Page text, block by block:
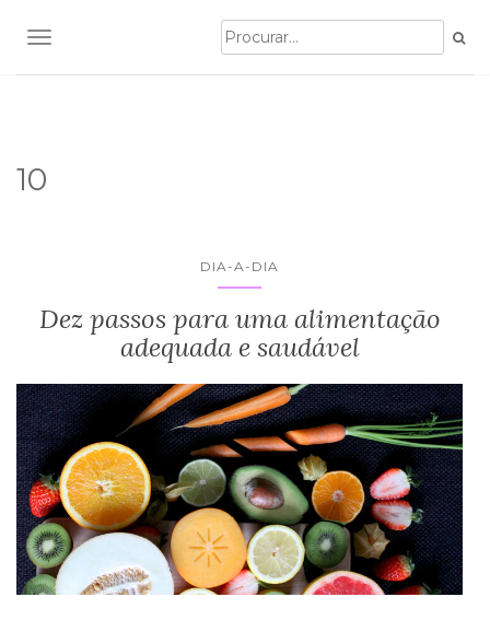
TOGGLE NAVIGATION
10
DIA-A-DIA
Dez passos para uma alimentação
adequada e saudável